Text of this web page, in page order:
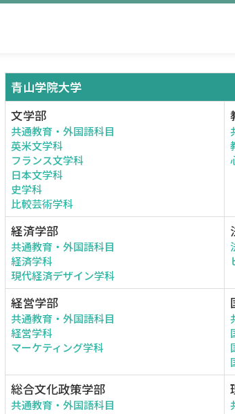
青山学院大学
文学部
共通教育・外国語科目
英米文学科
フランス文学科
日本文学科
史学科
比較芸術学科
経済学部
共通教育・外国語科目
経済学科
現代経済デザイン学科
経営学部
共通教育・外国語科目
経営学科
マーケティング学科
総合文化政策学部
共通教育・外国語科目